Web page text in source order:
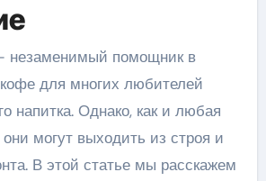
для многих любителей
напитка. Однако, как и любая
они могут выходить из строя и
В этой статье мы расскажем